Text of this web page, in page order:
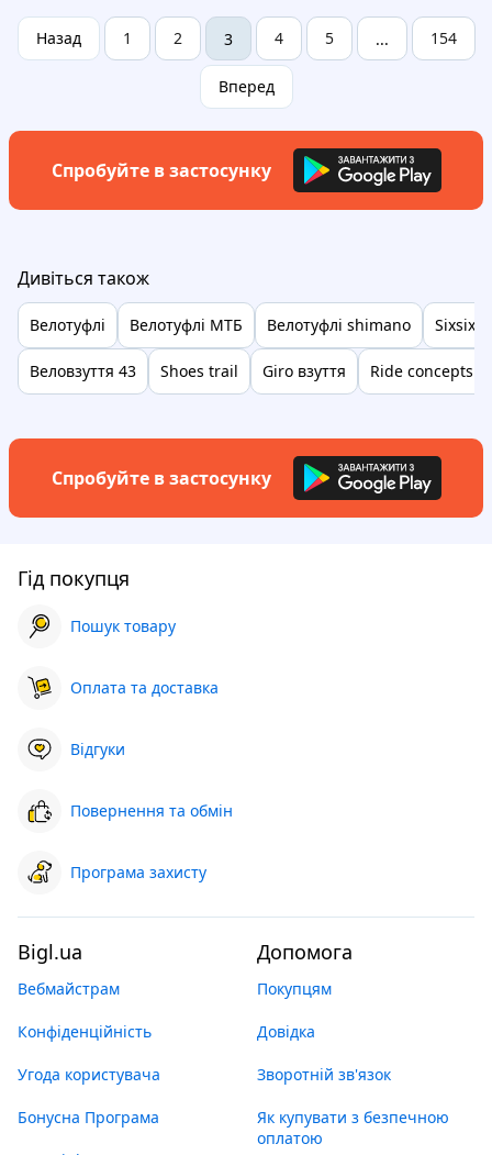
Назад 1 2 3 4 5 ... 154
Вперед
Спробуйте в застосунку
Дивіться також
Велотуфлі Велотуфлі МТБ Велотуфлі shimano
Веловзуття 43 Shoes trail Giro взуття Ride concepts
Спробуйте в застосунку
Гід покупця
Пошук товару
Оплата та доставка
Відгуки
Повернення та обмін
Програма захисту
Bigl.ua
Вебмайстрам
Конфіденційність
Угода користувача
Бонусна Програма
Допомога
Покупцям
Довідка
Зворотній зв'язок
Як купувати з безпечною
оплатою